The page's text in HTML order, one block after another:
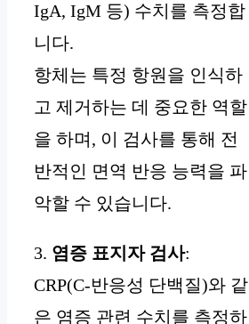
IgA, IgM 등) 수치를 측정합
니다.
항체는 특정 항원을 인식하
고 제거하는 데 중요한 역할
을 하며, 이 검사를 통해 전
반적인 면역 반응 능력을 파
악할 수 있습니다.
3. 염증 표지자 검사:
CRP(C-반응성 단백질)와 같
은 염증 관련 수치를 측정하